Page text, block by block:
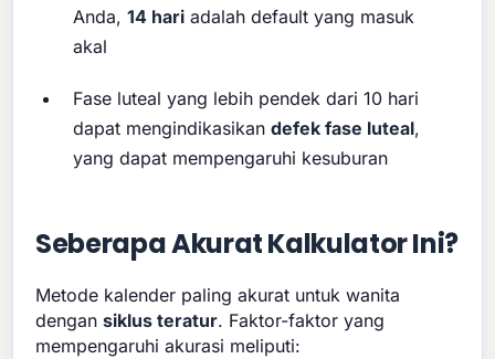
Anda,14 hari adalah default yang masuk
akal
Fase luteal yang lebih pendek dari 10 hari
dapat mengindikasikandefek fase luteal,
yang dapat mempengaruhi kesuburan
Seberapa Akurat Kalkulator Ini?
Metode kalender paling akurat untuk wanita
dengansiklus teratur. Faktor-faktor yang
mempengaruhi akurasi meliputi: